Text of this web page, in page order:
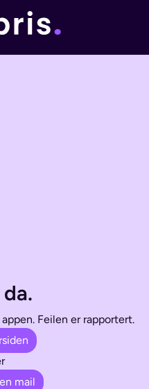
Feilen er rapportert.
mail